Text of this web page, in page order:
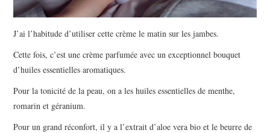
J’ai l’habitude d’utiliser cette crème le matin sur les jambes.
Cette fois, c’est une crème parfumée avec un exceptionnel bouquet
d’huiles essentielles aromatiques.
Pour la tonicité de la peau, on a les huiles essentielles de menthe,
romarin et géranium.
Pour un grand réconfort, il y a l’extrait d’aloe vera bio et le beurre de